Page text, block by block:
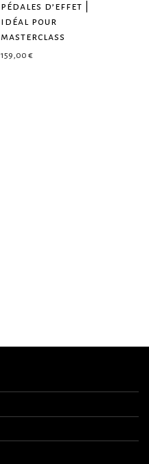
pédales d’effet |
idéal pour
masterclass
159,00 €